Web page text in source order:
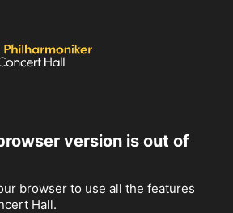
version is out of
browser to use all the features
Hall.